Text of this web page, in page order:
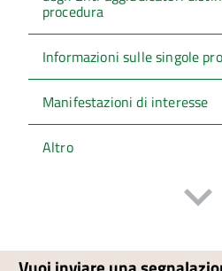
procedura
Informazioni sulle singole
Manifestazioni di interesse
Altro